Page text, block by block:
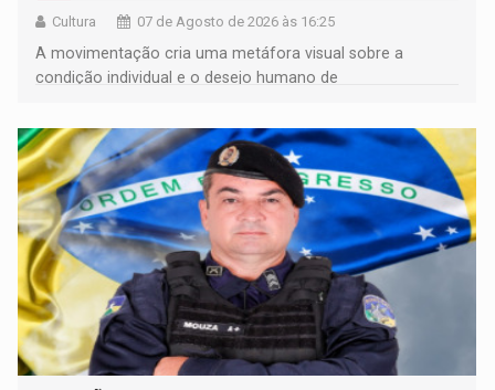
Cultura 07 de Agosto de 2026 às 16:25
A movimentação cria uma metáfora visual sobre a
condição individual e o desejo humano de